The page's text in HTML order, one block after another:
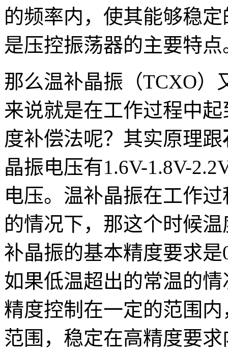
的频率内，使其能够稳
是压控振荡器的主要特点
那么温补晶振（TCXO）
来说就是在工作过程中
度补偿法呢？其实原理跟
晶振电压有1.6V-1.8V-
电压。温补晶振在工作
的情况下，那这个时候
补晶振的基本精度要求
如果低温超出的常温的
精度控制在一定的范围
范围，稳定在高精度要